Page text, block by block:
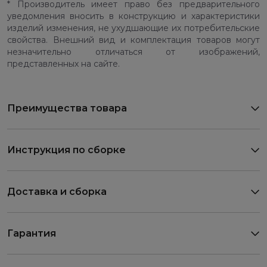
* Производитель имеет право без предварительного
уведомления вносить в конструкцию и характеристики
изделий изменения, не ухудшающие их потребительские
свойства. Внешний вид и комплектация товаров могут
незначительно отличаться от изображений,
представленных на сайте.
Преимущества товара
Инструкция по сборке
Доставка и сборка
Гарантия